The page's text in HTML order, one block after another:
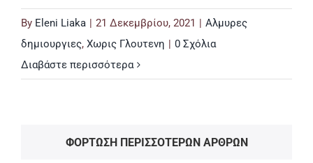
By Eleni Liaka | 21 Δεκεμβρίου, 2021 | Αλμυρες
δημιουργιες, Χωρις Γλουτενη | 0 Σχόλια
Διαβάστε περισσότερα
ΦΌΡΤΩΣΗ ΠΕΡΙΣΣΌΤΕΡΩΝ ΆΡΘΡΩΝ